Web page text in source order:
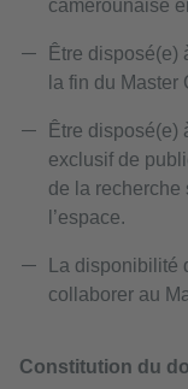
camerounaise
Être disposé(e)
la fin du Master
Être disposé(e)
exclusif de
de la recherche
l’espace.
La disponibilité
collaborer au
Constitution du